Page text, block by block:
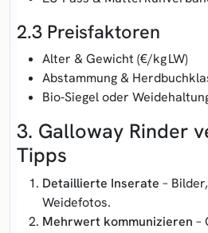
2.3 Preisfaktoren
Alter & Gewicht (€/kg LW)
Abstammung &
Bio‑Siegel oder
3. Galloway Rinder
Tipps
Detaillierte Inserate –
Weidefotos.
Mehrwert kommunizieren –